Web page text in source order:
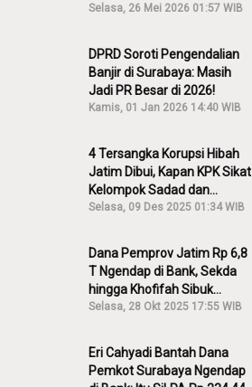
Menang!
Selasa, 26 Mei 2026 01:57 WIB
DPRD Soroti Pengendalian
Banjir di Surabaya: Masih
Jadi PR Besar di 2026!
Kamis, 01 Jan 2026 14:40 WIB
4 Tersangka Korupsi Hibah
Jatim Dibui, Kapan KPK Sikat
Kelompok Sadad dan
Iskandar?
Selasa, 09 Des 2025 01:34 WIB
Dana Pemprov Jatim Rp 6,8
T Ngendap di Bank, Sekda
hingga Khofifah Sibuk
Membantah!
Selasa, 28 Okt 2025 17:55 WIB
Eri Cahyadi Bantah Dana
Pemkot Surabaya Ngendap